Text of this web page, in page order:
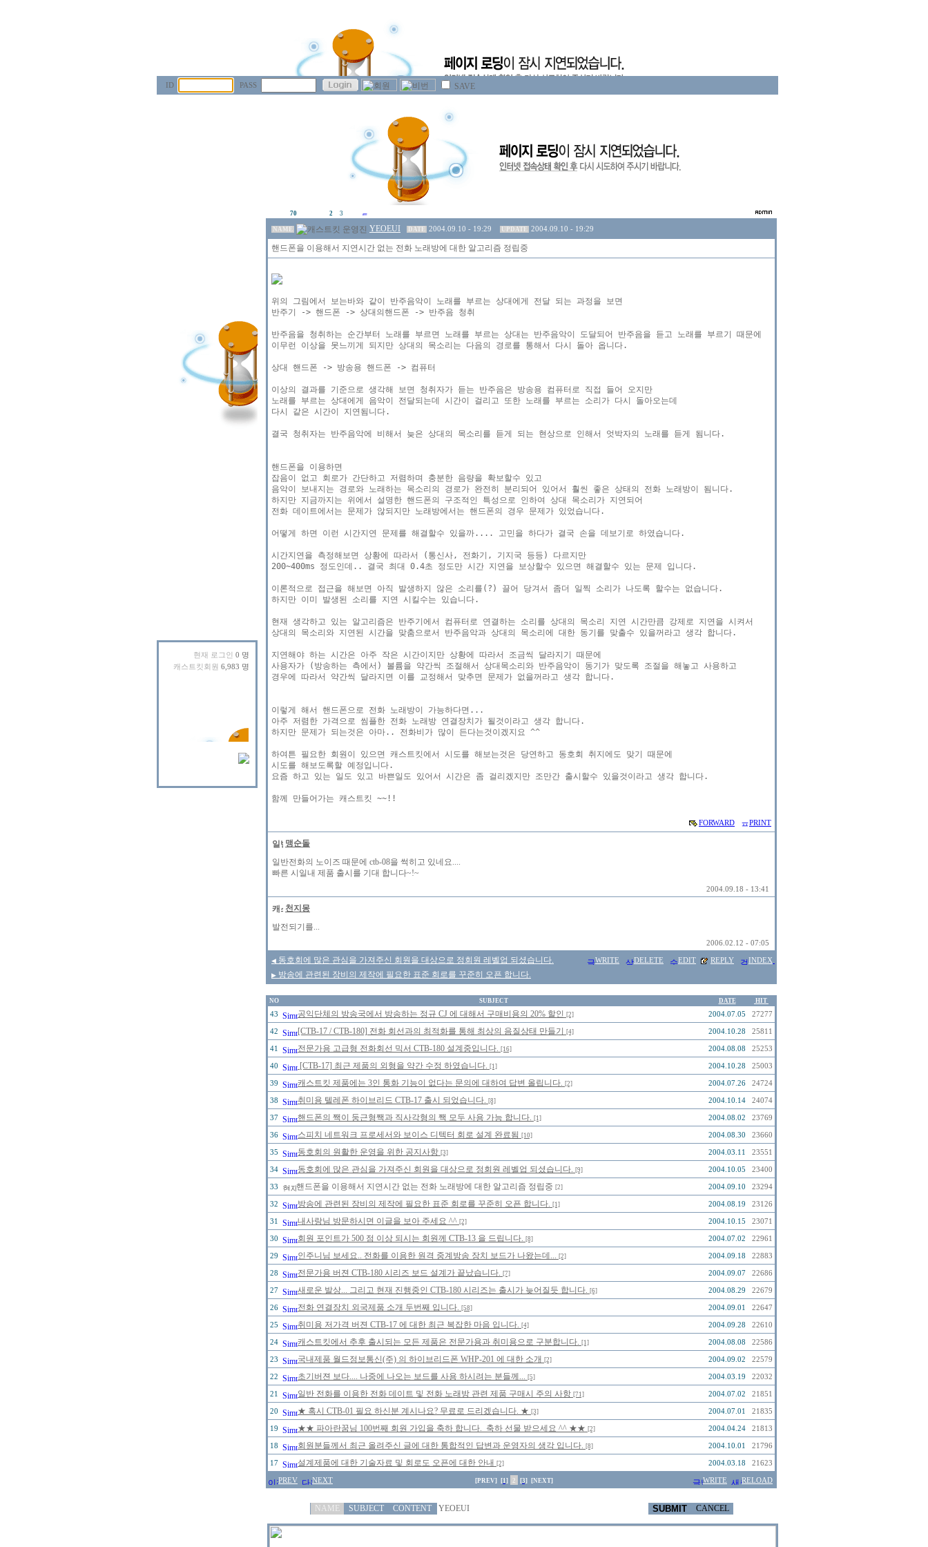
ID PASS SAVE
현재 로그인 0 명
캐스트킷회원 6,983 명
70 2 3
NAME YEOEUI DATE 2004.09.10 - 19:29 UPDATE 2004.09.10 - 19:29
핸드폰을 이용해서 지연시간 없는 전화 노래방에 대한 알고리즘 정립중
위의 그림에서 보는바와 같이 반주음악이 노래를 부르는 상대에게 전달 되는 과정을 보면
반주기 -> 핸드폰 -> 상대의핸드폰 -> 반주음 청취
반주음을 청취하는 순간부터 노래를 부르면 노래를 부르는 상대는 반주음악이 도달되어 반주음을 듣고 노래를 부르기 때문에
이무런 이상을 못느끼게 되지만 상대의 목소리는 다음의 경로를 통해서 다시 돌아 옵니다.
상대 핸드폰 -> 방송용 핸드폰 -> 컴퓨터
이상의 결과를 기준으로 생각해 보면 청취자가 듣는 반주음은 방송용 컴퓨터로 직접 들어 오지만
노래를 부르는 상대에게 음악이 전달되는데 시간이 걸리고 또한 노래를 부르는 소리가 다시 돌아오는데
다시 같은 시간이 지연됨니다.
결국 청취자는 반주음악에 비해서 늦은 상대의 목소리를 듣게 되는 현상으로 인해서 엇박자의 노래를 듣게 됨니다.
핸드폰을 이용하면
잡음이 없고 회로가 간단하고 저렴하며 충분한 음량을 확보할수 있고
음악이 보내지는 경로와 노래하는 목소리의 경로가 완전히 분리되어 있어서 훨씬 좋은 상태의 전화 노래방이 됨니다.
하지만 지금까지는 위에서 설명한 핸드폰의 구조적인 특성으로 인하여 상대 목소리가 지연되어
전화 데이트에서는 문제가 않되지만 노래방에서는 핸드폰의 경우 문제가 있었습니다.
어떻게 하면 이런 시간지연 문제를 해결할수 있을까.... 고민을 하다가 결국 손을 데보기로 하였습니다.
시간지연을 측정해보면 상황에 따라서 (통신사, 전화기, 기지국 등등) 다르지만
200~400ms 정도인데.. 결국 최대 0.4초 정도만 시간 지연을 보상할수 있으면 해결할수 있는 문제 입니다.
이론적으로 접근을 해보면 아직 발생하지 않은 소리를(?) 끌어 당겨서 좀더 일찍 소리가 나도록 할수는 없습니다.
하지만 이미 발생된 소리를 지연 시킬수는 있습니다.
현재 생각하고 있는 알고리즘은 반주기에서 컴퓨터로 연결하는 소리를 상대의 목소리 지연 시간만큼 강제로 지연을 시켜서
상대의 목소리와 지연된 시간을 맞춤으로서 반주음악과 상대의 목소리에 대한 동기를 맞출수 있을꺼라고 생각 합니다.
지연해야 하는 시간은 아주 작은 시간이지만 상황에 따라서 조금씩 달라지기 때문에
사용자가 (방송하는 측에서) 볼륨을 약간씩 조절해서 상대목소리와 반주음악이 동기가 맞도록 조절을 해놓고 사용하고
경우에 따라서 약간씩 달라지면 이를 교정해서 맞추면 문제가 없을꺼라고 생각 합니다.
이렇게 해서 핸드폰으로 전화 노래방이 가능하다면...
아주 저렴한 가격으로 씸플한 전화 노래방 연결장치가 될것이라고 생각 합니다.
하지만 문제가 되는것은 아마.. 전화비가 많이 든다는것이겠지요 ^^
하여튼 필요한 회원이 있으면 캐스트킷에서 시도를 해보는것은 당연하고 동호회 취지에도 맞기 때문에
시도를 해보도록할 예정입니다.
요즘 하고 있는 일도 있고 바쁜일도 있어서 시간은 좀 걸리겠지만 조만간 출시할수 있을것이라고 생각 합니다.
FORWARD PRINT
맹순돌
일반전화의 노이즈 때문에 ctb-08을 썩히고 있네요....
빠른 시일내 제품 출시를 기대 합니다~!~
2004.09.18 - 13:41
천지몽
발전되기를...
2006.02.12 - 07:05
◀ 동호회에 많은 관심을 가져주신 회원을 대상으로 정회원 레벨업 되셨습니다.
▶ 방송에 관련된 장비의 제작에 필요한 표준 회로를 꾸준히 오픈 합니다.
WRITE DELETE EDIT REPLY INDEX
NO SUBJECT DATE HIT
43 공익단체의 방송국에서 방송하는 정규 CJ 에 대해서 구매비용의 20% 할인 [2] 2004.07.05 27277
42 [CTB-17 / CTB-180] 전화 회선과의 최적화를 통해 최상의 음질상태 만들기 [4] 2004.10.28 25811
41 전문가용 고급형 전화회선 믹서 CTB-180 설계중입니다. [16] 2004.08.08 25253
40 [CTB-17] 최근 제품의 외형을 약간 수정 하였습니다. [1] 2004.10.28 25003
39 캐스트킷 제품에는 3인 통화 기능이 없다는 문의에 대하여 답변 올립니다. [2] 2004.07.26 24724
38 취미용 텔레폰 하이브리드 CTB-17 출시 되었습니다. [8] 2004.10.14 24074
37 핸드폰의 짹이 둥근형짹과 직사각형의 짹 모두 사용 가능 합니다. [1] 2004.08.02 23769
36 스피치 네트워크 프로세서와 보이스 디텍터 회로 설계 완료됨 [10] 2004.08.30 23660
35 동호회의 원활한 운영을 위한 공지사항 [3] 2004.03.11 23551
34 동호회에 많은 관심을 가져주신 회원을 대상으로 정회원 레벨업 되셨습니다. [9] 2004.10.05 23400
33 핸드폰을 이용해서 지연시간 없는 전화 노래방에 대한 알고리즘 정립중 [2] 2004.09.10 23294
32 방송에 관련된 장비의 제작에 필요한 표준 회로를 꾸준히 오픈 합니다. [1] 2004.08.19 23126
31 내사랑님 방문하시면 이글을 보아 주세요 ^^ [2] 2004.10.15 23071
30 회원 포인트가 500 점 이상 되시는 회원께 CTB-13 을 드립니다. [8] 2004.07.02 22961
29 인주니님 보세요.. 전화를 이용한 원격 중계방송 장치 보드가 나왔는데... [2] 2004.09.18 22883
28 전문가용 버젼 CTB-180 시리즈 보드 설계가 끝났습니다. [7] 2004.09.07 22686
27 새로운 발상... 그리고 현재 진행중인 CTB-180 시리즈는 출시가 늦어질듯 합니다. [6] 2004.08.29 22679
26 전화 연결장치 외국제품 소개 두번째 입니다. [58] 2004.09.01 22647
25 취미용 저가격 버젼 CTB-17 에 대한 최근 복잡한 마음 입니다. [4] 2004.09.28 22610
24 캐스트킷에서 추후 출시되는 모든 제품은 전문가용과 취미용으로 구분합니다. [1] 2004.08.08 22586
23 국내제품 월드정보통신(주) 의 하이브리드폰 WHP-201 에 대한 소개 [2] 2004.09.02 22579
22 초기버젼 보다.... 나중에 나오는 보드를 사용 하시려는 분들께... [5] 2004.03.19 22032
21 일반 전화를 이용한 전화 데이트 및 전화 노래방 관련 제품 구매시 주의 사항 [71] 2004.07.02 21851
20 ★ 혹시 CTB-01 필요 하신분 계시나요? 무료로 드리겠습니다. ★ [3] 2004.07.01 21835
19 ★★ 파아란꿈님 100번째 회원 가입을 축하 합니다. 축하 선물 받으세요 ^^ ★★ [2] 2004.04.24 21813
18 회원분들께서 최근 올려주신 글에 대한 통합적인 답변과 운영자의 생각 입니다. [8] 2004.10.01 21796
17 설계제품에 대한 기술자료 및 회로도 오픈에 대한 안내 [2] 2004.03.18 21623
PREV NEXT [PREV] [1] 2 [3] [NEXT] WRITE RELOAD
SUBMIT